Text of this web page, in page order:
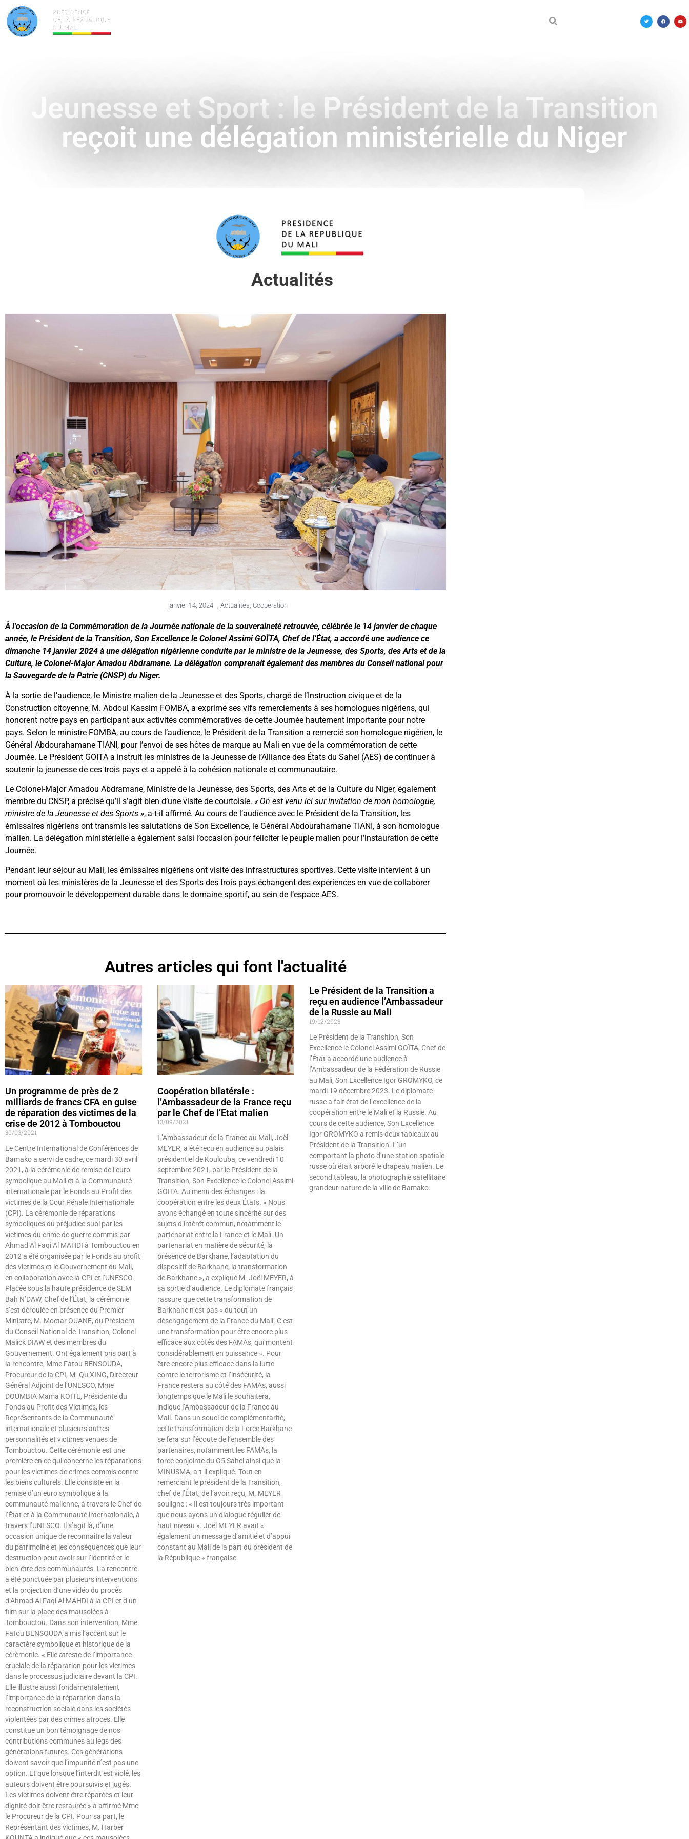
Jeunesse et Sport : le Président de la Transition
reçoit une délégation ministérielle du Niger
Actualités
janvier 14, 2024 , Actualités, Coopération
À l’occasion de la Commémoration de la Journée nationale de la souveraineté retrouvée, célébrée le 14 janvier de chaque
année, le Président de la Transition, Son Excellence le Colonel Assimi GOÏTA, Chef de l’État, a accordé une audience ce
dimanche 14 janvier 2024 à une délégation nigérienne conduite par le ministre de la Jeunesse, des Sports, des Arts et de la
Culture, le Colonel-Major Amadou Abdramane. La délégation comprenait également des membres du Conseil national pour
la Sauvegarde de la Patrie (CNSP) du Niger.
À la sortie de l’audience, le Ministre malien de la Jeunesse et des Sports, chargé de l’Instruction civique et de la
Construction citoyenne, M. Abdoul Kassim FOMBA, a exprimé ses vifs remerciements à ses homologues nigériens, qui
honorent notre pays en participant aux activités commémoratives de cette Journée hautement importante pour notre
pays. Selon le ministre FOMBA, au cours de l’audience, le Président de la Transition a remercié son homologue nigérien, le
Général Abdourahamane TIANI, pour l’envoi de ses hôtes de marque au Mali en vue de la commémoration de cette
Journée. Le Président GOITA a instruit les ministres de la Jeunesse de l’Alliance des États du Sahel (AES) de continuer à
soutenir la jeunesse de ces trois pays et a appelé à la cohésion nationale et communautaire.
Le Colonel-Major Amadou Abdramane, Ministre de la Jeunesse, des Sports, des Arts et de la Culture du Niger, également
membre du CNSP, a précisé qu’il s’agit bien d’une visite de courtoisie. « On est venu ici sur invitation de mon homologue,
ministre de la Jeunesse et des Sports », a-t-il affirmé. Au cours de l’audience avec le Président de la Transition, les
émissaires nigériens ont transmis les salutations de Son Excellence, le Général Abdourahamane TIANI, à son homologue
malien. La délégation ministérielle a également saisi l’occasion pour féliciter le peuple malien pour l’instauration de cette
Journée.
Pendant leur séjour au Mali, les émissaires nigériens ont visité des infrastructures sportives. Cette visite intervient à un
moment où les ministères de la Jeunesse et des Sports des trois pays échangent des expériences en vue de collaborer
pour promouvoir le développement durable dans le domaine sportif, au sein de l’espace AES.
Autres articles qui font l'actualité
Un programme de près de 2
milliards de francs CFA en guise
de réparation des victimes de la
crise de 2012 à Tombouctou
30/03/2021
Le Centre International de Conférences de
Bamako a servi de cadre, ce mardi 30 avril
2021, à la cérémonie de remise de l’euro
symbolique au Mali et à la Communauté
internationale par le Fonds au Profit des
victimes de la Cour Pénale Internationale
(CPI). La cérémonie de réparations
symboliques du préjudice subi par les
victimes du crime de guerre commis par
Ahmad Al Faqi Al MAHDI à Tombouctou en
2012 a été organisée par le Fonds au profit
des victimes et le Gouvernement du Mali,
en collaboration avec la CPI et l’UNESCO.
Placée sous la haute présidence de SEM
Bah N’DAW, Chef de l’État, la cérémonie
s’est déroulée en présence du Premier
Ministre, M. Moctar OUANE, du Président
du Conseil National de Transition, Colonel
Malick DIAW et des membres du
Gouvernement. Ont également pris part à
la rencontre, Mme Fatou BENSOUDA,
Procureur de la CPI, M. Qu XING, Directeur
Général Adjoint de l’UNESCO, Mme
DOUMBIA Mama KOITE, Présidente du
Fonds au Profit des Victimes, les
Représentants de la Communauté
internationale et plusieurs autres
personnalités et victimes venues de
Tombouctou. Cette cérémonie est une
première en ce qui concerne les réparations
pour les victimes de crimes commis contre
les biens culturels. Elle consiste en la
remise d’un euro symbolique à la
communauté malienne, à travers le Chef de
l’État et à la Communauté internationale, à
travers l’UNESCO. Il s’agit là, d’une
occasion unique de reconnaître la valeur
du patrimoine et les conséquences que leur
destruction peut avoir sur l’identité et le
bien-être des communautés. La rencontre
a été ponctuée par plusieurs interventions
et la projection d’une vidéo du procès
d’Ahmad Al Faqi Al MAHDI à la CPI et d’un
film sur la place des mausolées à
Tombouctou. Dans son intervention, Mme
Fatou BENSOUDA a mis l’accent sur le
caractère symbolique et historique de la
cérémonie. « Elle atteste de l’importance
cruciale de la réparation pour les victimes
dans le processus judiciaire devant la CPI.
Elle illustre aussi fondamentalement
l’importance de la réparation dans la
reconstruction sociale dans les sociétés
violentées par des crimes atroces. Elle
constitue un bon témoignage de nos
contributions communes au legs des
générations futures. Ces générations
doivent savoir que l’impunité n’est pas une
option. Et que lorsque l’interdit est violé, les
auteurs doivent être poursuivis et jugés.
Les victimes doivent être réparées et leur
dignité doit être restaurée » a affirmé Mme
le Procureur de la CPI. Pour sa part, le
Représentant des victimes, M. Harber
Coopération bilatérale :
l’Ambassadeur de la France reçu
par le Chef de l’Etat malien
13/09/2021
L’Ambassadeur de la France au Mali, Joël
MEYER, a été reçu en audience au palais
présidentiel de Koulouba, ce vendredi 10
septembre 2021, par le Président de la
Transition, Son Excellence le Colonel Assimi
GOITA. Au menu des échanges : la
coopération entre les deux États. « Nous
avons échangé en toute sincérité sur des
sujets d’intérêt commun, notamment le
partenariat entre la France et le Mali. Un
partenariat en matière de sécurité, la
présence de Barkhane, l’adaptation du
dispositif de Barkhane, la transformation
de Barkhane », a expliqué M. Joël MEYER, à
sa sortie d’audience. Le diplomate français
rassure que cette transformation de
Barkhane n’est pas « du tout un
désengagement de la France du Mali. C’est
une transformation pour être encore plus
efficace aux côtés des FAMAs, qui montent
considérablement en puissance ». Pour
être encore plus efficace dans la lutte
contre le terrorisme et l’insécurité, la
France restera au côté des FAMAs, aussi
longtemps que le Mali le souhaitera,
indique l’Ambassadeur de la France au
Mali. Dans un souci de complémentarité,
cette transformation de la Force Barkhane
se fera sur l’écoute de l’ensemble des
partenaires, notamment les FAMAs, la
force conjointe du G5 Sahel ainsi que la
MINUSMA, a-t-il expliqué. Tout en
remerciant le président de la Transition,
chef de l’État, de l’avoir reçu, M. MEYER
souligne : « Il est toujours très important
que nous ayons un dialogue régulier de
haut niveau ». Joël MEYER avait «
également un message d’amitié et d’appui
constant au Mali de la part du président de
la République » française.
Le Président de la Transition a
reçu en audience l’Ambassadeur
de la Russie au Mali
19/12/2023
Le Président de la Transition, Son
Excellence le Colonel Assimi GOÏTA, Chef de
l’État a accordé une audience à
l’Ambassadeur de la Fédération de Russie
au Mali, Son Excellence Igor GROMYKO, ce
mardi 19 décembre 2023. Le diplomate
russe a fait état de l’excellence de la
coopération entre le Mali et la Russie. Au
cours de cette audience, Son Excellence
Igor GROMYKO a remis deux tableaux au
Président de la Transition. L’un
comportant la photo d’une station spatiale
russe où était arboré le drapeau malien. Le
second tableau, la photographie satellitaire
grandeur-nature de la ville de Bamako.